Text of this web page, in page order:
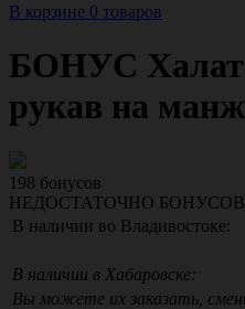
В корзине 0 товаров
БОНУС Халат
рукав на
198 бонусов
НЕДОСТАТОЧНО БОНУСОВ
В наличии во Владивостоке:
В наличии в Хабаровске:
Вы можете их заказать,